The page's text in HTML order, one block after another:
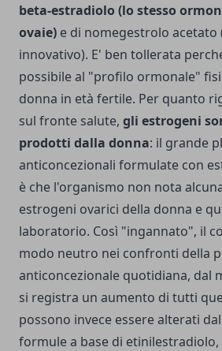
beta-estradiolo (lo stesso
ovaie) e di nomegestrolo
innovativo). E' ben tollerata
possibile al "profilo ormonale"
donna in età fertile. Per quanto
sul fronte salute, gli estrogeni
prodotti dalla donna: il grande
anticoncezionali formulate con
è che l'organismo non nota
estrogeni ovarici della donna e
laboratorio. Così "ingannato", il
modo neutro nei confronti della
anticoncezionale quotidiana, dal
si registra un aumento di tutti
possono invece essere alterati
formule a base di etinilestradiolo,